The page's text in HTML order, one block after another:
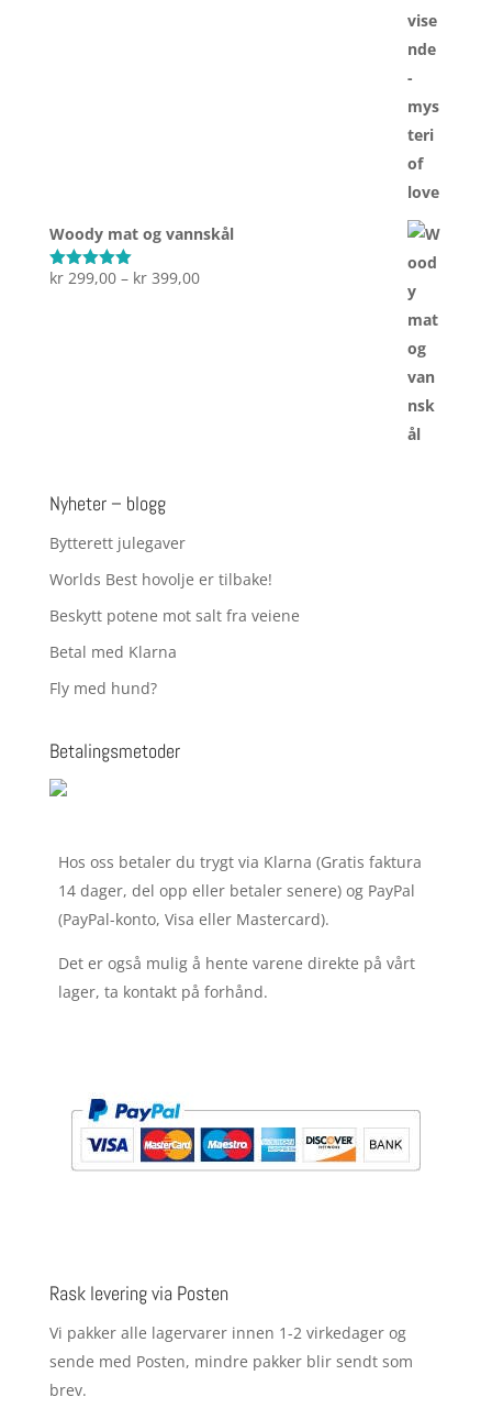
Woody mat og vannskål
Vurdert5.00
kr299,00 – kr399,00Prisområde:
Nyheter – blogg
Bytterett julegaver
Worlds Best hovolje er tilbake!
Beskytt potene mot salt fra veiene
Betal med Klarna
Fly med hund?
Betalingsmetoder
Hos oss betaler du trygt via Klarna (Gratis faktura
14 dager, del opp eller betaler senere) og PayPal
(PayPal-konto, Visa eller Mastercard).
Det er også mulig å hente varene direkte på vårt
lager, ta kontakt på forhånd.
Rask levering via Posten
Vi pakker alle lagervarer innen 1-2 virkedager og
sende med Posten, mindre pakker blir sendt som
brev.